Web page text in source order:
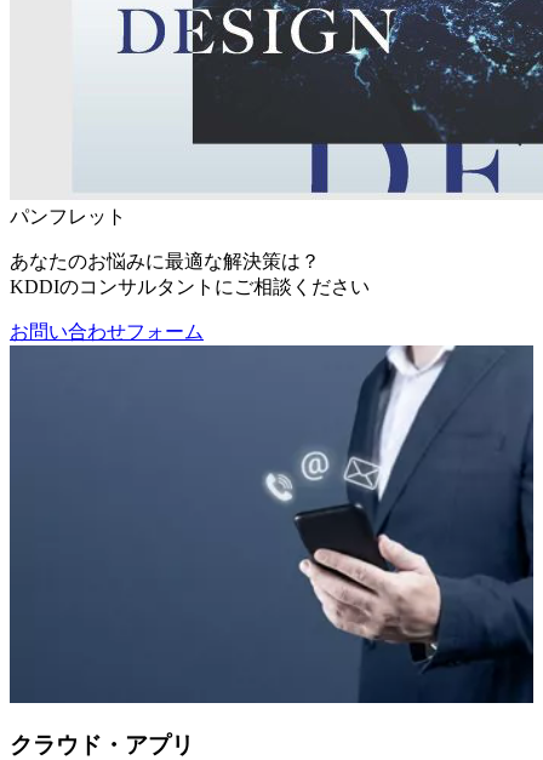
パンフレット
あなたのお悩みに最適な解決策は？
KDDIのコンサルタントにご相談ください
お問い合わせフォーム
クラウド・アプリ